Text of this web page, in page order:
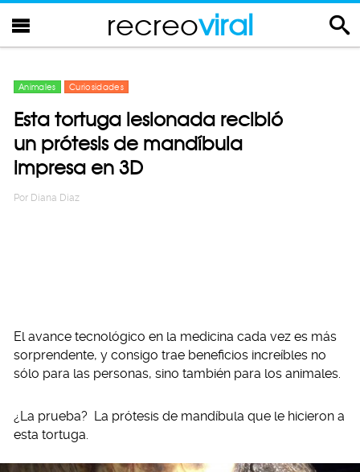
recreoviral
Animales Curiosidades
Esta tortuga lesionada recibió
un prótesis de mandíbula
impresa en 3D
Por Diana Diaz
El avance tecnológico en la medicina cada vez es más
sorprendente, y consigo trae beneficios increíbles no
sólo para las personas, sino también para los animales.
¿La prueba? La prótesis de mandíbula que le hicieron a
esta tortuga.